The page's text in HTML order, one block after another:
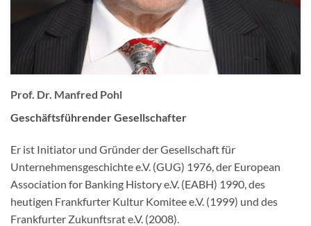
Prof. Dr. Manfred Pohl
Geschäftsführender Gesellschafter
Er ist Initiator und Gründer der Gesellschaft für
Unternehmensgeschichte e.V. (GUG) 1976, der European
Association for Banking History e.V. (EABH) 1990, des
heutigen Frankfurter Kultur Komitee e.V. (1999) und des
Frankfurter Zukunftsrat e.V. (2008).